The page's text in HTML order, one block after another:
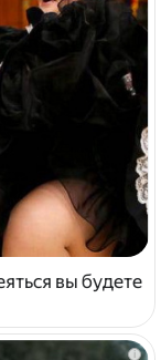
вы будете
i